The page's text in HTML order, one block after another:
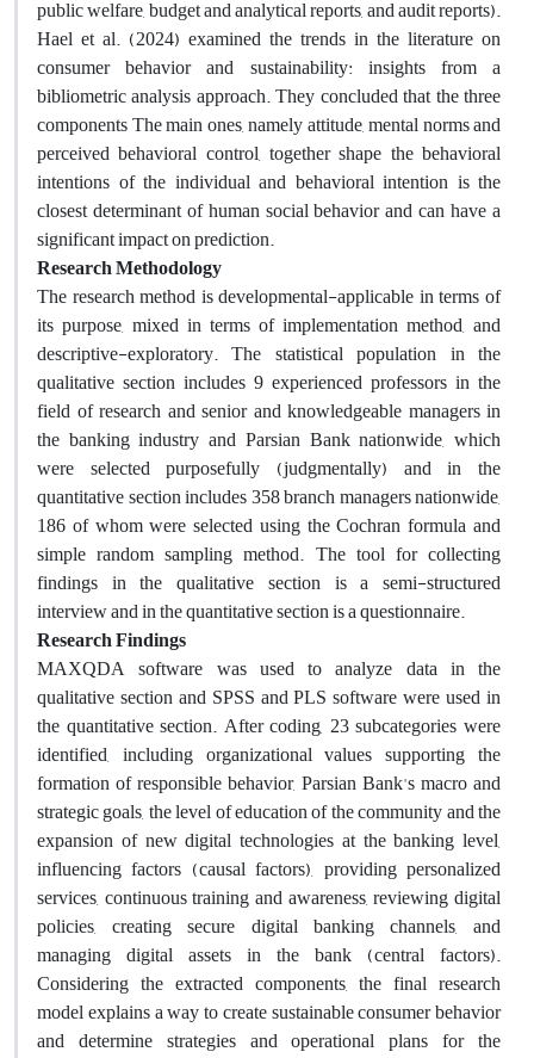
public welfare, budget and analytical reports, and audit reports).
Hael et al. (2024) examined the trends in the literature on
consumer behavior and sustainability: insights from a
bibliometric analysis approach. They concluded that the three
components The main ones, namely attitude, mental norms and
perceived behavioral control, together shape the behavioral
intentions of the individual and behavioral intention is the
closest determinant of human social behavior and can have a
significant impact on prediction.
Research Methodology
The research method is developmental-applicable in terms of
its purpose, mixed in terms of implementation method, and
descriptive-exploratory. The statistical population in the
qualitative section includes 9 experienced professors in the
field of research and senior and knowledgeable managers in
the banking industry and Parsian Bank nationwide, which
were selected purposefully (judgmentally) and in the
quantitative section includes 358 branch managers nationwide,
186 of whom were selected using the Cochran formula and
simple random sampling method. The tool for collecting
findings in the qualitative section is a semi-structured
interview and in the quantitative section is a questionnaire.
Research Findings
MAXQDA software was used to analyze data in the
qualitative section and SPSS and PLS software were used in
the quantitative section. After coding, 23 subcategories were
identified, including organizational values ​​supporting the
formation of responsible behavior, Parsian Bank's macro and
strategic goals, the level of education of the community and the
expansion of new digital technologies at the banking level,
influencing factors (causal factors), providing personalized
services, continuous training and awareness, reviewing digital
policies, creating secure digital banking channels, and
managing digital assets in the bank (central factors).
Considering the extracted components, the final research
model explains a way to create sustainable consumer behavior
and determine strategies and operational plans for the